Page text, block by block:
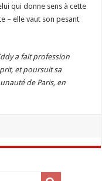
qui donne sens à cette
– elle vaut son pesant
a fait profession
et poursuit sa
de Paris, en